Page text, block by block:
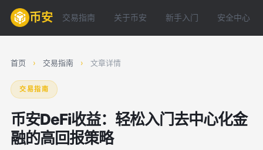
币安 交易指南 关于币安 新手入门 安全中心
首页 › 交易指南 › 文章详情
交易指南
币安DeFi收益：轻松入门去中心化金
融的高回报策略